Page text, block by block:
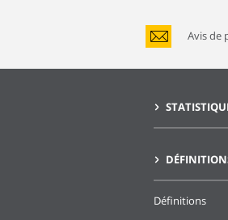
Avis de
Définitions